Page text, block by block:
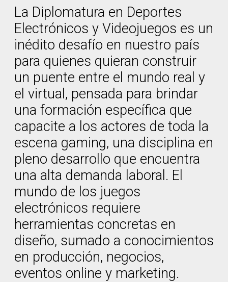
La Diplomatura en Deportes
Electrónicos y Videojuegos es un
inédito desafío en nuestro país
para quienes quieran construir
un puente entre el mundo real y
el virtual, pensada para brindar
una formación específica que
capacite a los actores de toda la
escena gaming, una disciplina en
pleno desarrollo que encuentra
una alta demanda laboral. El
mundo de los juegos
electrónicos requiere
herramientas concretas en
diseño, sumado a conocimientos
en producción, negocios,
eventos online y marketing.